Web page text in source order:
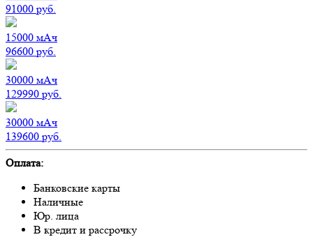
91000 руб.
15000 мАч
96600 руб.
30000 мАч
129990 руб.
30000 мАч
139600 руб.
Оплата:
Банковские карты
Наличные
Юр. лица
В кредит и рассрочку